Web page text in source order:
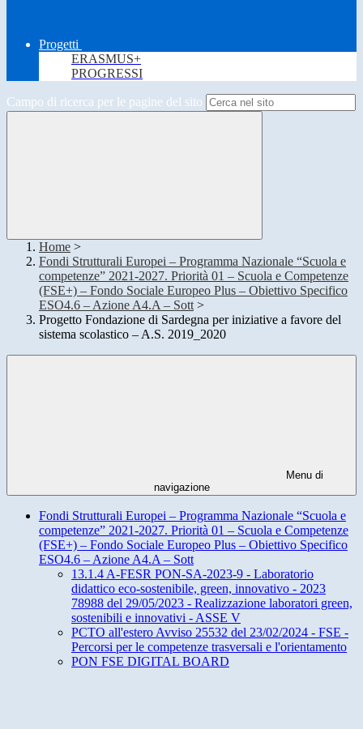
Progetti
ERASMUS+
PROGRESSI
Campo di ricerca per le pagine del sito
Home >
Fondi Strutturali Europei – Programma Nazionale “Scuola e
competenze” 2021-2027. Priorità 01 – Scuola e Competenze
(FSE+) – Fondo Sociale Europeo Plus – Obiettivo Specifico
ESO4.6 – Azione A4.A – Sott >
Progetto Fondazione di Sardegna per iniziative a favore del
sistema scolastico – A.S. 2019_2020
Menu di
navigazione
Fondi Strutturali Europei – Programma Nazionale “Scuola e
competenze” 2021-2027. Priorità 01 – Scuola e Competenze
(FSE+) – Fondo Sociale Europeo Plus – Obiettivo Specifico
ESO4.6 – Azione A4.A – Sott
13.1.4 A-FESR PON-SA-2023-9 - Laboratorio
didattico eco-sostenibile, green, innovativo - 2023
78988 del 29/05/2023 - Realizzazione laboratori green,
sostenibili e innovativi - ASSE V
PCTO all'estero Avviso 25532 del 23/02/2024 - FSE -
Percorsi per le competenze trasversali e l'orientamento
PON FSE DIGITAL BOARD